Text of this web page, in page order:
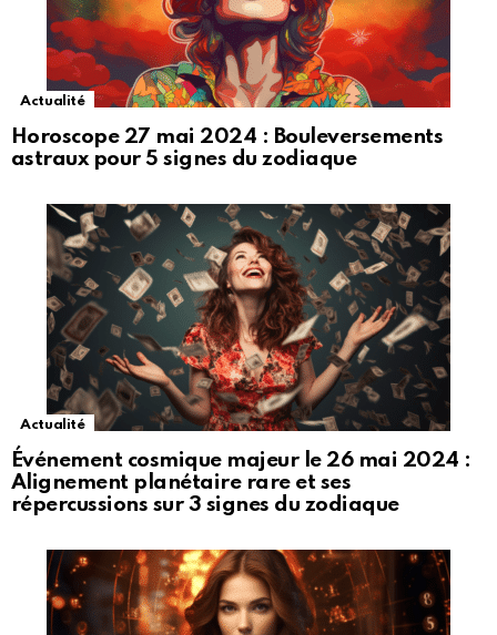
Actualité
Horoscope 27 mai 2024 : Bouleversements
astraux pour 5 signes du zodiaque
Actualité
Événement cosmique majeur le 26 mai 2024 :
Alignement planétaire rare et ses
répercussions sur 3 signes du zodiaque